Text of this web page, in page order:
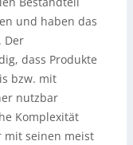
und haben das
Der
dass Produkte
bzw. mit
nutzbar
Komplexität
mit seinen meist